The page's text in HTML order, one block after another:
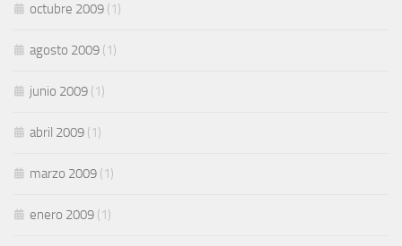
octubre 2009 (1)
agosto 2009 (1)
junio 2009 (1)
abril 2009 (1)
marzo 2009 (1)
enero 2009 (1)